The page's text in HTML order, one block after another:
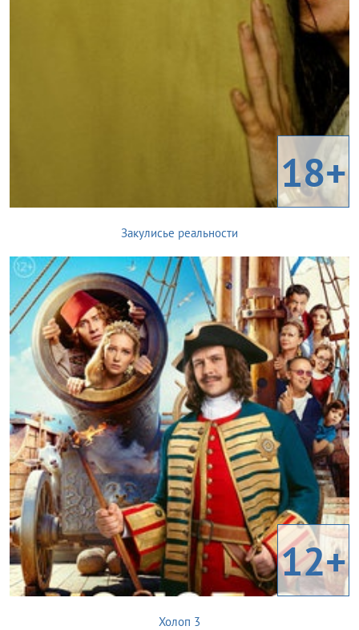
18+
Закулисье реальности
12+
Холоп 3